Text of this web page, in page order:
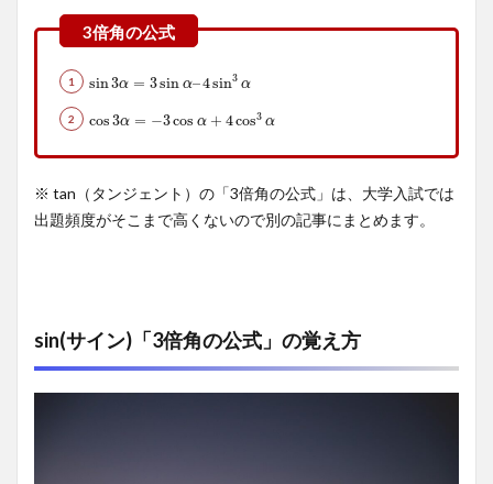
1.1
sin(サ
イン)
「3倍
公
式」
の覚
え方
ン)「3
倍角
sin3α = 3sin α–4sin3 α
sin3α=3 sinα–4sin3α
cos3α = −3cos α + 4cos3 α
cos3α =− 3cosα+4 cos3α
※ tan（タンジェント）の「3倍角の公式」は、大学入試では
出題頻度がそこまで高くないので別の記事にまとめます。
sin(サイン)「3倍角の公式」の覚え方